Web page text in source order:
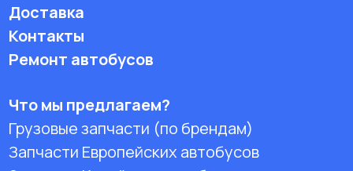
Доставка
Контакты
Ремонт автобусов
Что мы предлагаем?
Грузовые запчасти (по брендам)
Запчасти Европейских автобусов